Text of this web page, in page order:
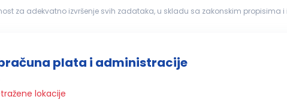
Odgovornost za adekvatno izvršenje svih zadataka, u skladu sa zakonskim
plata i administracije
lokacije